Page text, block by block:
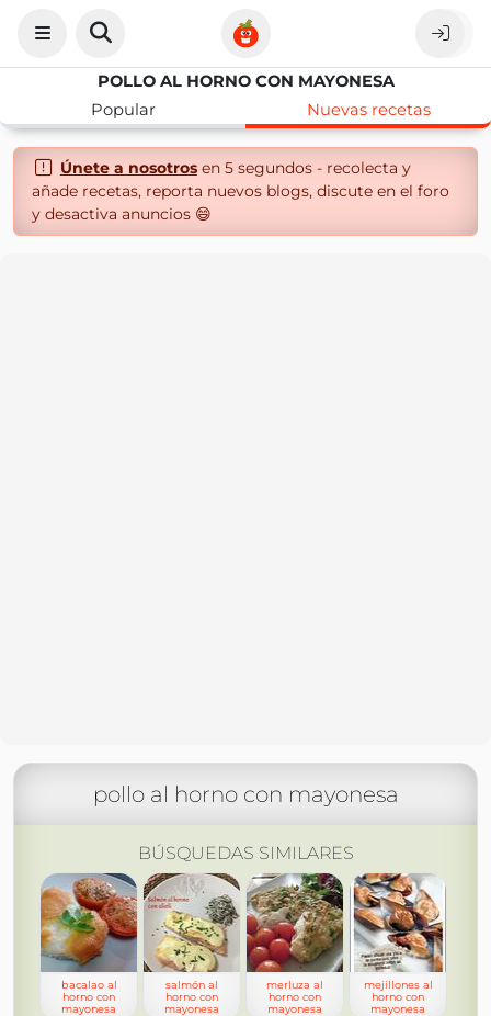
POLLO AL HORNO CON MAYONESA
Popular
Nuevas recetas
Únete a nosotrosen 5 segundos - recolecta y
añade recetas, reporta nuevos blogs, discute en el foro
y desactiva anuncios 😄
pollo al horno con mayonesa
BÚSQUEDAS SIMILARES
bacalao al
horno con
mayonesa
salmón al
horno con
mayonesa
merluza al
horno con
mayonesa
mejillones al
horno con
mayonesa